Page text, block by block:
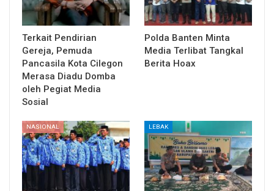
Terkait Pendirian
Gereja, Pemuda
Pancasila Kota Cilegon
Merasa Diadu Domba
oleh Pegiat Media
Sosial
Polda Banten Minta
Media Terlibat Tangkal
Berita Hoax
NASIONAL LEBAK